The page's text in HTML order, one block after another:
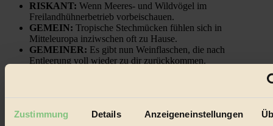
Zustimmung Details Anzeigeneinstellungen
RISKANT: Wenn Meeres- und Wildvögel im
Freilandhühnerbetrieb vorbeischauen.
GEMEIN: Tropische Stechmücken fühlen sich in
Mitteleuropa inziwschen oft zu Hause.
GEMEINER: Es gibt nun Weinflaschen, die nach
Entleerung voll wieder zu dir zurückkommen.